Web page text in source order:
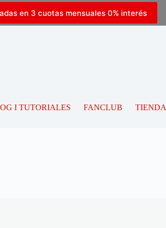
en 3 cuotas mensuales 0% interés
I TUTORIALES FANCLUB TIENDA